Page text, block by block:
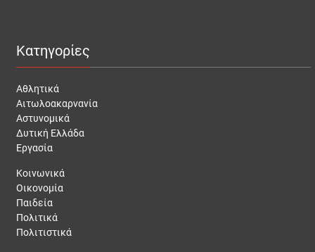
Κατηγορίες
Αθλητικά
Αιτωλοακαρνανία
Αστυνομικά
Δυτική Ελλάδα
Εργασία
Κοινωνικά
Οικονομία
Παιδεία
Πολιτικά
Πολιτιστικά